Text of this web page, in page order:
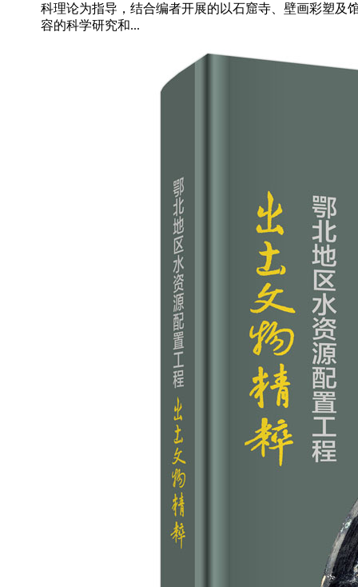
科理论为指导，结合编者开展的以石窟寺、壁画彩塑及
容的科学研究和...